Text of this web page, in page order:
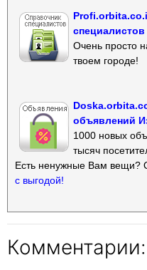
Очень просто
твоем городе!
объявлений
1000 новых
тысяч
Есть ненужные Вам вещи?
с выгодой!
Комментарии: